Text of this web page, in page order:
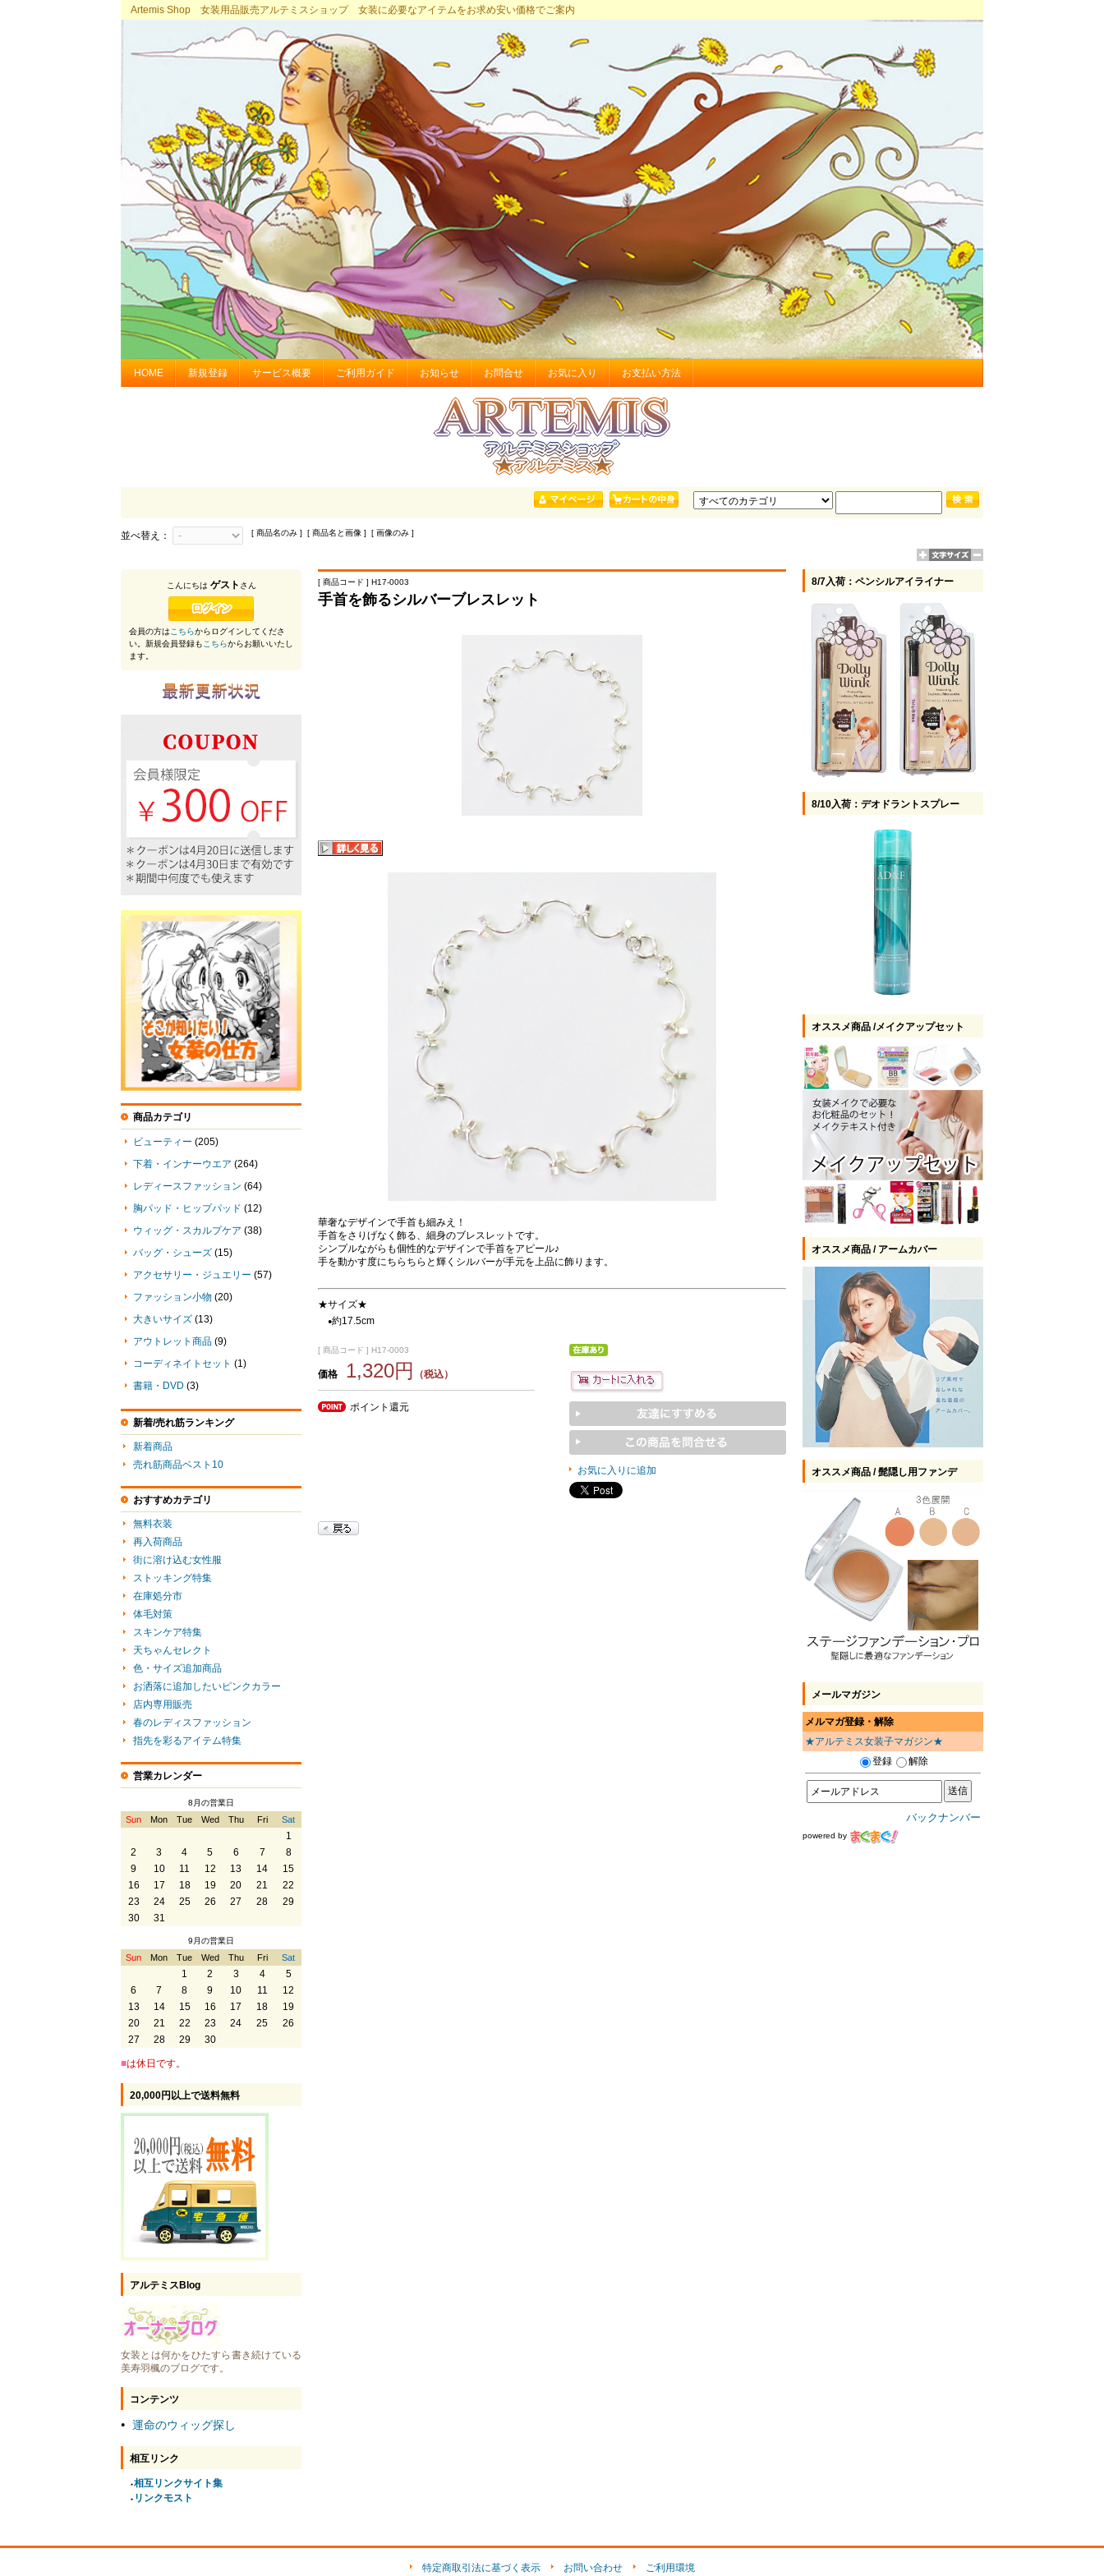
Artemis Shop 女装用品販売アルテミスショップ 女装に必要なアイテムをお求め安い価格でご案内
HOME 新規登録 サービス概要 ご利用ガイド お知らせ お問合せ お気に入り お支払い方法
並べ替え： [ 商品名のみ ] [ 商品名と画像 ] [ 画像のみ ]
[ 商品コード ] H17-0003
手首を飾るシルバーブレスレット
華奢なデザインで手首も細みえ！
手首をさりげなく飾る、細身のブレスレットです。
シンプルながらも個性的なデザインで手首をアピール♪
手を動かす度にちらちらと輝くシルバーが手元を上品に飾ります。
★サイズ★
●約17.5cm
[ 商品コード ] H17-0003
価格 1,320円 （税込）
ポイント還元
お気に入りに追加
こんにちは ゲスト さん
会員の方はこちらからログインしてくださ
い。新規会員登録もこちらからお願いいたし
ます。
商品カテゴリ
ビューティー (205)
下着・インナーウエア (264)
レディースファッション (64)
胸パッド・ヒップパッド (12)
ウィッグ・スカルプケア (38)
バッグ・シューズ (15)
アクセサリー・ジュエリー (57)
ファッション小物 (20)
大きいサイズ (13)
アウトレット商品 (9)
コーディネイトセット (1)
書籍・DVD (3)
新着/売れ筋ランキング
新着商品
売れ筋商品ベスト10
おすすめカテゴリ
無料衣装
再入荷商品
街に溶け込む女性服
ストッキング特集
在庫処分市
体毛対策
スキンケア特集
天ちゃんセレクト
色・サイズ追加商品
お洒落に追加したいピンクカラー
店内専用販売
春のレディスファッション
指先を彩るアイテム特集
営業カレンダー
8月の営業日
Sun Mon Tue Wed Thu Fri Sat
1
2
3 4 5 6 7
8
9
10 11 12 13 14
15
16
17 18 19 20 21
22
23
24 25 26 27 28
29
30
31
9月の営業日
Sun Mon Tue Wed Thu Fri Sat
1 2 3 4
5
6
7 8 9 10 11
12
13
14 15 16 17 18
19
20
21 22 23 24 25
26
27
28 29 30
■は休日です。
20,000円以上で送料無料
アルテミスBlog
女装とは何かをひたすら書き続けている
美寿羽楓のブログです。
コンテンツ
● 運命のウィッグ探し
相互リンク
●相互リンクサイト集
● リンクモスト
8/7入荷：ペンシルアイライナー
8/10入荷：デオドラントスプレー
オススメ商品 /メイクアップセット
オススメ商品 / アームカバー
オススメ商品 / 髭隠し用ファンデ
メールマガジン
メルマガ登録・解除
★アルテミス女装子マガジン★
登録
解除
バックナンバー
powered by
特定商取引法に基づく表示 お問い合わせ ご利用環境